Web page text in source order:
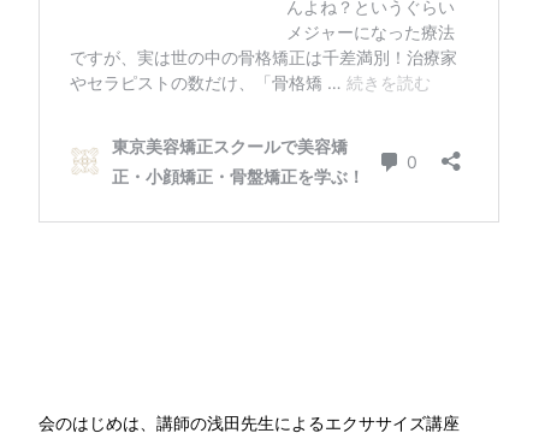
会のはじめは、講師の浅田先生によるエクササイズ講座